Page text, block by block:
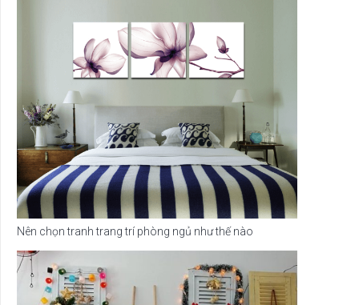
Nên chọn tranh trang trí phòng ngủ như thế nào